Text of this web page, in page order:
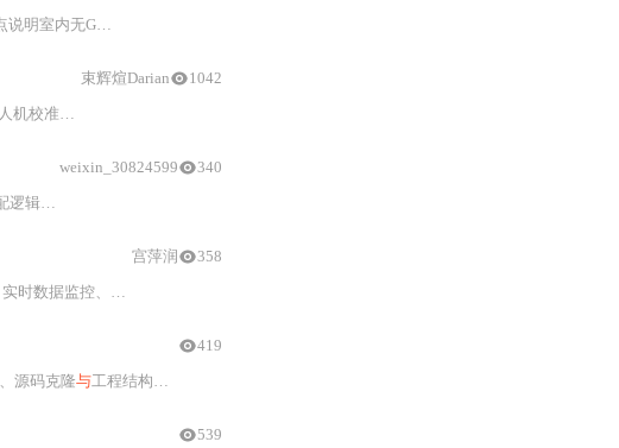
及第三方传感器集成等场景实践，并强调
、实时监控
束辉煊Darian 1042
入解析驱动
weixin_30824599 340
准）、快速入门（
宫萍润 358
源码克隆与工程结构调整、典型编译错误（net461框架、Debug配置）的定位
419
539